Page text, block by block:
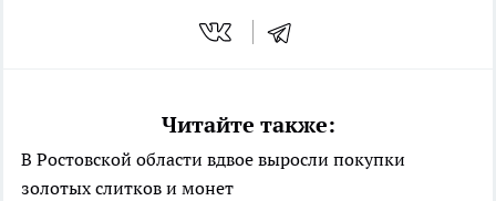
Читайте также:
В Ростовской области вдвое выросли покупки
золотых слитков и монет